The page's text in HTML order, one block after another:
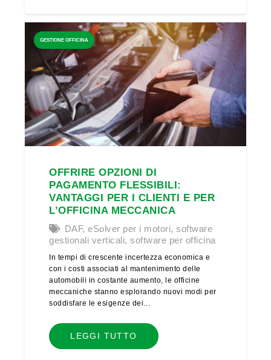
GESTIONE OFFICINA
OFFRIRE OPZIONI DI
PAGAMENTO FLESSIBILI:
VANTAGGI PER I CLIENTI E PER
L’OFFICINA MECCANICA
DAF,eSolver per i motori,software
gestionali verticali,software per officina
In tempi di crescente incertezza economica e
con i costi associati al mantenimento delle
automobili in costante aumento, le officine
meccaniche stanno esplorando nuovi modi per
soddisfare le esigenze dei…
LEGGI TUTTO